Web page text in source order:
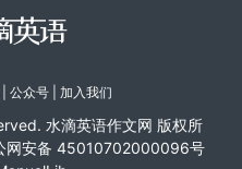
| 公众号 | 加入我们
水滴英语作文网 版权所
网安备 45010702000096号